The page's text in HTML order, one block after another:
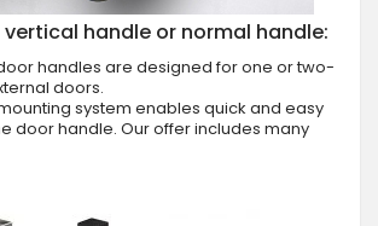
handle or normal handle:
handles are designed for one or two-
doors.
system enables quick and easy
door handle. Our offer includes many